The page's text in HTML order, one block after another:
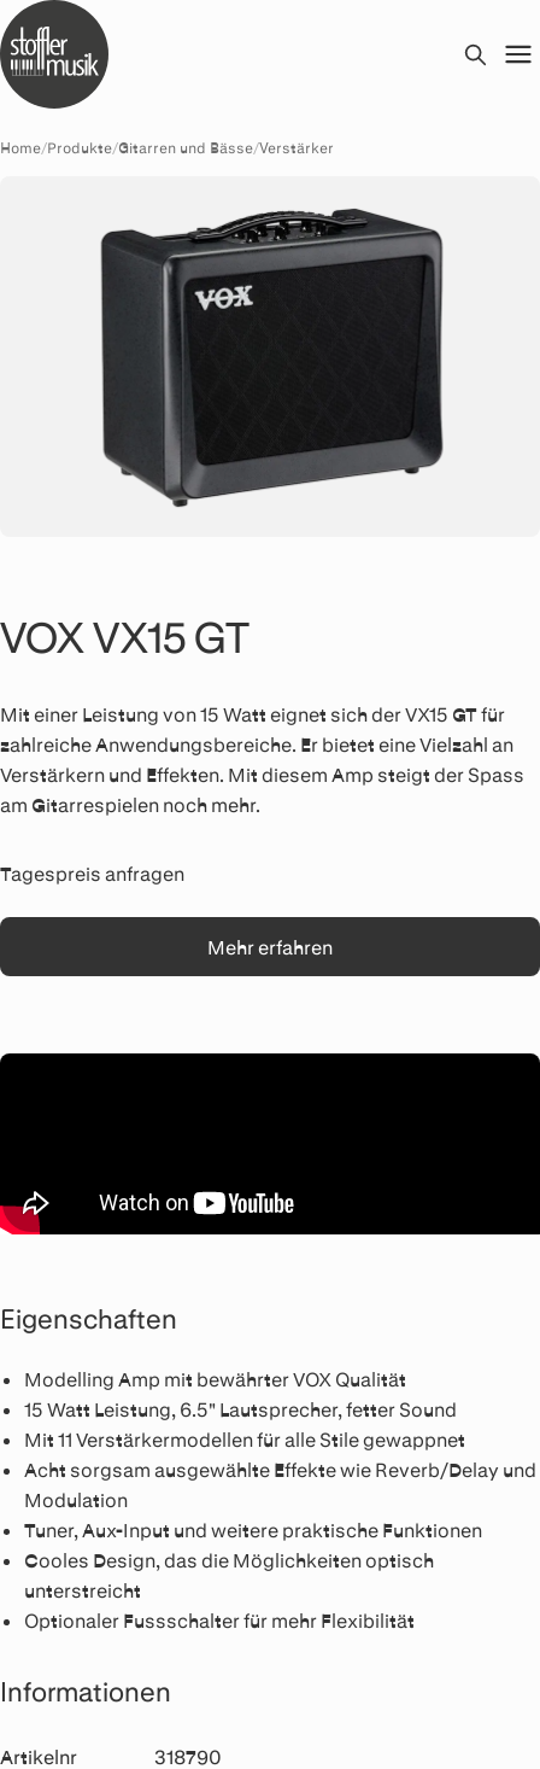
Home/Produkte/Gitarren und Bässe/Verstärker
VOX VX15 GT
Mit einer Leistung von 15 Watt eignet sich der VX15 GT für
zahlreiche Anwendungsbereiche. Er bietet eine Vielzahl an
Verstärkern und Effekten. Mit diesem Amp steigt der Spass
am Gitarrespielen noch mehr.
Tagespreis anfragen
Mehr erfahren
Eigenschaften
Modelling Amp mit bewährter VOX Qualität
15 Watt Leistung, 6.5" Lautsprecher, fetter Sound
Mit 11 Verstärkermodellen für alle Stile gewappnet
Acht sorgsam ausgewählte Effekte wie Reverb/Delay und
Modulation
Tuner, Aux-Input und weitere praktische Funktionen
Cooles Design, das die Möglichkeiten optisch
unterstreicht
Optionaler Fussschalter für mehr Flexibilität
Informationen
Artikelnr
318790